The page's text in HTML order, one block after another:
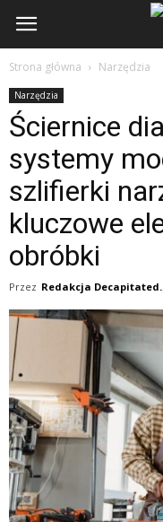
Strona główna Narzędzia
Narzędzia
Ściernice
systemy
szlifierki
kluczowe
obróbki
Przez Redakcja